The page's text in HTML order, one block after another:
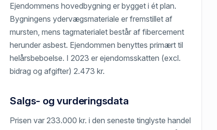
Ejendommens hovedbygning er bygget i ét plan.
Bygningens ydervægsmateriale er fremstillet af
mursten, mens tagmaterialet består af fibercement
herunder asbest. Ejendommen benyttes primært til
helårsbeboelse. I 2023 er ejendomsskatten (excl.
bidrag og afgifter) 2.473 kr.
Salgs- og vurderingsdata
Prisen var 233.000 kr. i den seneste tinglyste handel